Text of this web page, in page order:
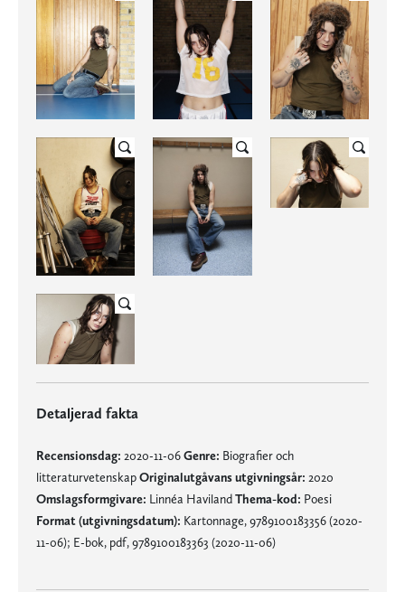
Detaljerad fakta
Recensionsdag: 2020-11-06Genre: Biografier och
litteraturvetenskapOriginalutgåvans utgivningsår: 2020
Omslagsformgivare: Linnéa HavilandThema-kod: Poesi
Format (utgivningsdatum): Kartonnage, 9789100183356 (2020-
11-06); E-bok, pdf, 9789100183363 (2020-11-06)